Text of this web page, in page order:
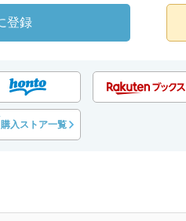
登録
購入ストア一覧